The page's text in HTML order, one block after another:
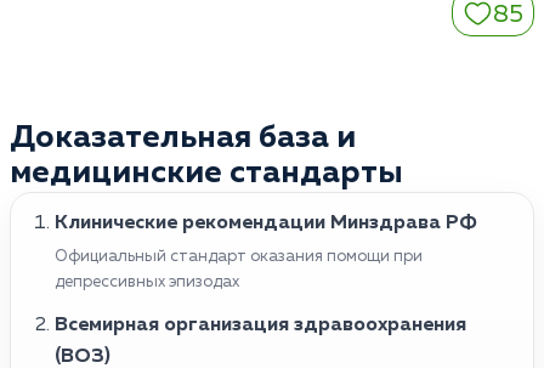
85
Доказательная база и
медицинские стандарты
Клинические рекомендации Минздрава РФ
Официальный стандарт оказания помощи при
депрессивных эпизодах
Всемирная организация здравоохранения
(ВОЗ)